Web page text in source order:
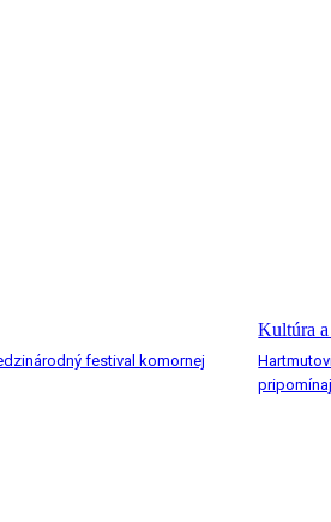
festival komornej
Kultúra